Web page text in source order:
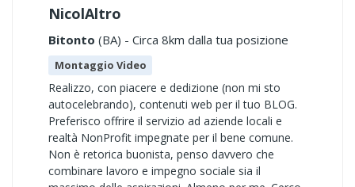
NicolAltro
Bitonto (BA) - Circa 8km dalla tua posizione
Montaggio Video
Realizzo, con piacere e dedizione (non mi sto
autocelebrando), contenuti web per il tuo BLOG.
Preferisco offrire il servizio ad aziende locali e
realtà NonProfit impegnate per il bene comune.
Non è retorica buonista, penso davvero che
combinare lavoro e impegno sociale sia il